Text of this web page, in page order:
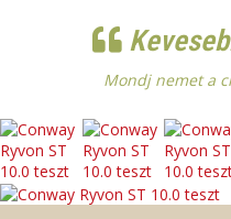
Mondj nemet a